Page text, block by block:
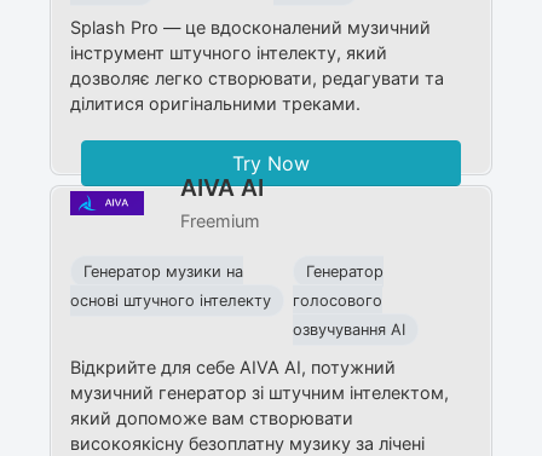
Splash Pro — це вдосконалений музичний
інструмент штучного інтелекту, який
дозволяє легко створювати, редагувати та
ділитися оригінальними треками.
Try Now
AIVA AI
Freemium
Генератор музики на
основі штучного інтелекту
Генератор
голосового
озвучування AI
Відкрийте для себе AIVA AI, потужний
музичний генератор зі штучним інтелектом,
який допоможе вам створювати
високоякісну безоплатну музику за лічені